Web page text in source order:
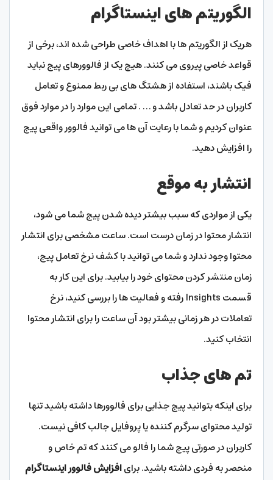
الگوریتم های اینستاگرام
هریک از الگوریتم ها با اهداف خاصی طراحی شده اند، برخی از
قواعد خاصی پیروی می کنند. هیچ یک از فالوورهای پیج نباید
فیک باشند، استفاده از هشتگ های بی ربط ممنوع و تعامل
کاربران در حد تعادل باشد و … . تمامی این موارد را در موارد فوق
عنوان کردیم و شما با رعایت آن ها می توانید فالوور واقعی پیج
را افزایش دهید.
انتشار به موقع
یکی از مواردی که سبب بیشتر دیده شدن پیج شما می شود،
انتشار محتوا در زمان درست است. ساعت مشخصی برای انتشار
محتوا وجود ندارد و شما می توانید با کشف نرخ تعامل پیج،
زمان منتشر کردن محتوای خود را بیابید. برای این کار به
قسمت Insights رفته و فعالیت ها را بررسی کنید، نرخ
تعاملات در هر زمانی بیشتر بود آن ساعت را برای انتشار محتوا
انتخاب کنید.
تم های جذاب
برای اینکه بتوانید پیج جذابی برای فالوورها داشته باشید تنها
تولید محتوای سرگرم کننده یا پروفایل جالب کافی نیست.
کاربران در صورتی پیج شما را فالو می کنند که تم خاص و
منحصر به فردی داشته باشید. برایافزایش فالوور اینستاگرام